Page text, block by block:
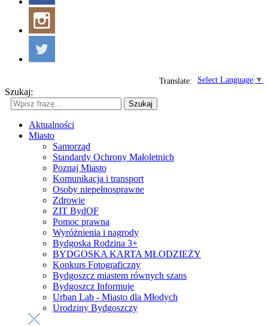
Select Language ▼
Translate:
Szukaj:
Szukaj
Aktualności
Miasto
Samorząd
Standardy Ochrony Małoletnich
Poznaj Miasto
Komunikacja i transport
Osoby niepełnosprawne
Zdrowie
ZIT BydOF
Pomoc prawna
Wyróżnienia i nagrody
Bydgoska Rodzina 3+
BYDGOSKA KARTA MŁODZIEŻY
Konkurs Fotograficzny
Bydgoszcz miastem równych szans
Bydgoszcz Informuje
Urban Lab - Miasto dla Młodych
Urodziny Bydgoszczy